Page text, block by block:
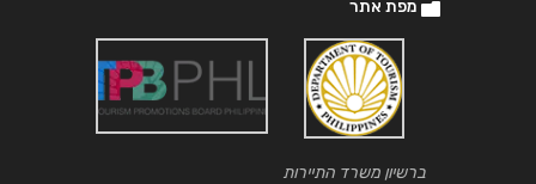
מפת אתר
ברשיון משרד התיירות